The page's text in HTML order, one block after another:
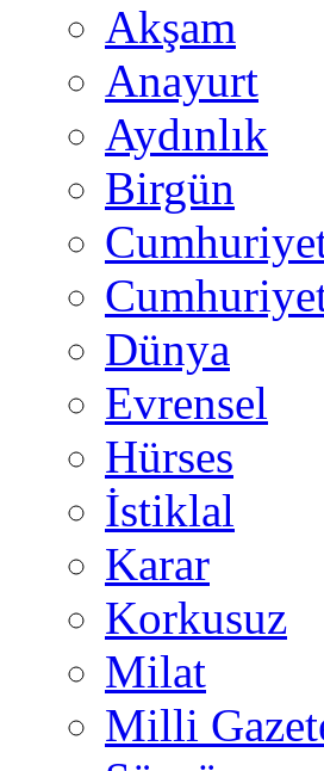
Akşam
Anayurt
Aydınlık
Birgün
Dünya
Evrensel
Hürses
İstiklal
Karar
Korkusuz
Milat
Milli